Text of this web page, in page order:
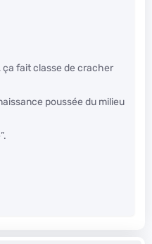
ça fait classe de cracher
poussée du milieu